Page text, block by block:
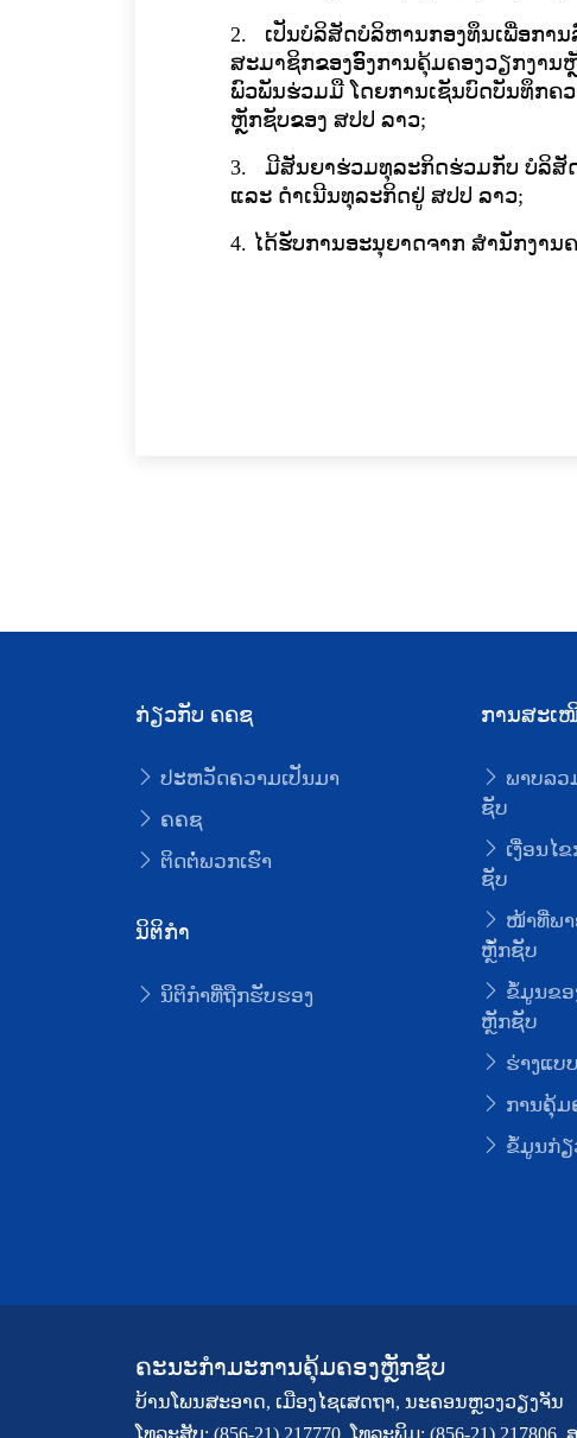
2. ເປັນບໍລິສັດບໍລິຫານກອງທຶນເພື່ອກາ
ສະມາຊິກ​ຂອງອົົງການຄຸ້ມຄອງວຽກງານ
ພົວພັນຮ່ວມມື ໂດຍການເຊັນບົດບັນທຶກຄ
ຫຼັກຊັບຂອງ ສປປ ລາວ;
3. ມີສັນຍາຮ່ວມທຸລະກິດຮ່ວມກັບ ບໍລິສັ
ແລະ ດໍາເນີນທຸລະກິດຢູ່ ສປປ ລາວ;
4. ໄດ້ຮັບການອະນຸຍາດຈາກ ສໍານັກງາ
ກ່ຽວກັບ ຄຄຊ
ປະຫວັດຄວາມເປັນມາ
ຄຄຊ
ຕິດຕໍ່ພວກເຮົາ
ນິຕິກໍາ
ນິຕິກໍາທີ່ຖືກຮັບຮອງ
ການສະເ
ພາບລ
ຊັບ
ເງື່ອນໄ
ຊັບ
ໜ້າທີ່ພ
ຫຼັໍກຊັບ
ຂໍ້ມູນຂ
ຫຼັກຊັບ
ຮ່າງແບ
ການຄຸ້ມ
ຂໍ້ມູນກ່ຽ
ຄະນະກຳມະການຄຸ້ມຄອງຫຼັກຊັບ
ບ້ານໂພນສະອາດ, ເມືອງໄຊເສດຖາ, ນະຄອນຫຼວງວຽງຈັນ
ໂທລະສັບ: (856-21) 217770, ໂທລະພິມ: (856-21) 217806,